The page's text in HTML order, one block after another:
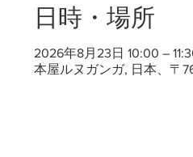
日時・場所
2026年8月23日 10:00 –
本屋ルヌガンガ, 日本、〒